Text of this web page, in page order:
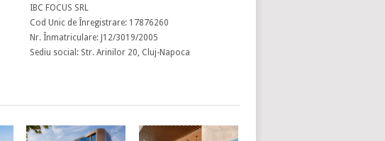
IBC FOCUS SRL
Cod Unic de Înregistrare: 17876260
Nr. Înmatriculare: J12/3019/2005
Sediu social: Str. Arinilor 20, Cluj-Napoca